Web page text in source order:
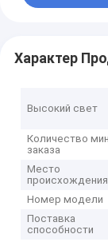
Характер
Высокий свет
Количество мин
заказа
Место
происхождения
Номер модели
Поставка
способности